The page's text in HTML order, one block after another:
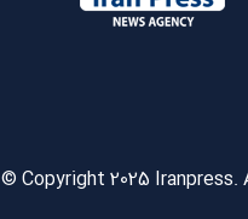
© Copyright 2025